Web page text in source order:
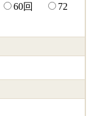
60回
72